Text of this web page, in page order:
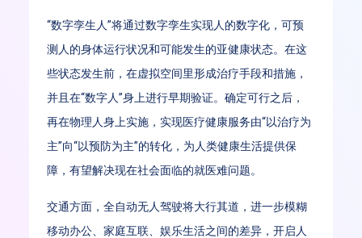
“数字孪生人”将通过数字孪生实现人的数字化，可预
测人的身体运行状况和可能发生的亚健康状态。在这
些状态发生前，在虚拟空间里形成治疗手段和措施，
并且在“数字人”身上进行早期验证。确定可行之后，
再在物理人身上实施，实现医疗健康服务由“以治疗为
主”向“以预防为主”的转化，为人类健康生活提供保
障，有望解决现在社会面临的就医难问题。
交通方面，全自动无人驾驶将大行其道，进一步模糊
移动办公、家庭互联、娱乐生活之间的差异，开启人